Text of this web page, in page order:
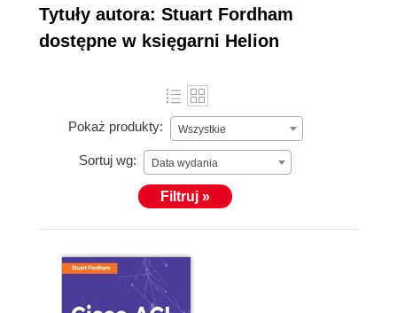
Tytuły autora: Stuart Fordham
dostępne w księgarni Helion
Pokaż produkty: Wszystkie
Sortuj wg: Data wydania
Filtruj »